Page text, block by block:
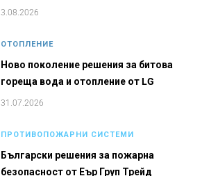
3.08.2026
ОТОПЛЕНИЕ
Ново поколение решения за битова
гореща вода и отопление от LG
31.07.2026
ПРОТИВОПОЖАРНИ СИСТЕМИ
Български решения за пожарна
безопасност от Еър Груп Трейд